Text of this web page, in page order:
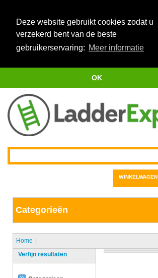
Deze website gebruikt cookies zodat u
verzekerd bent van de beste
gebruikerservaring: Meer informatie
OK
WINKELWAGEN
Categorieën
Home
Verfijn resultaten